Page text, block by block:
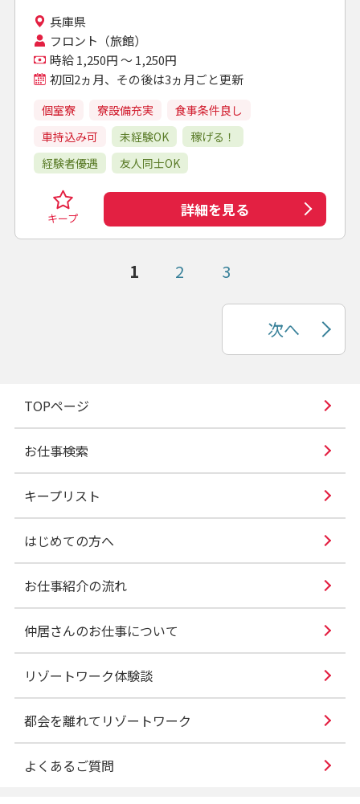
兵庫県
フロント（旅館）
時給 1,250円 ～ 1,250円
初回2ヵ月、その後は3ヵ月ごと更新
個室寮 寮設備充実
食事条件良し
車持込み可
未経験OK
稼げる！
経験者優遇
友人同士OK
キープ 詳細を見る
1 2 3
次へ
TOPページ
お仕事検索
キープリスト
はじめての方へ
お仕事紹介の流れ
仲居さんのお仕事について
リゾートワーク体験談
都会を離れてリゾートワーク
よくあるご質問